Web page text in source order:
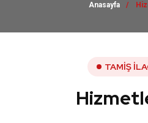
Anasayfa
TAMIŞ